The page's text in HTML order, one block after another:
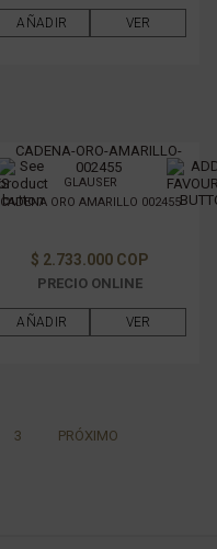
AÑADIR VER
GLAUSER
CADENA ORO AMARILLO 002455
$ 2.733.000 COP
PRECIO ONLINE
AÑADIR VER
3 PRÓXIMO